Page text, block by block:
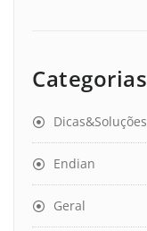
Categorias
Dicas&Soluções
Endian
Geral